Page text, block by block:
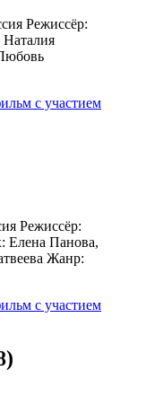
Режиссёр:
с участием
Режиссёр:
Елена Панова,
Жанр:
с участием